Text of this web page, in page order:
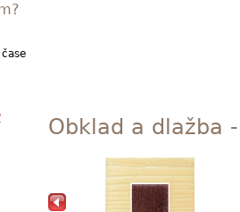
Obklad a dlažba